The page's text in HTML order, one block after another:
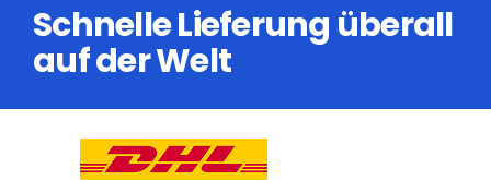
Schnelle Lieferung überall
auf der Welt